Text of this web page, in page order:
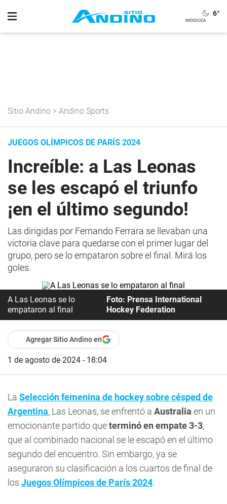
6°
Sitio Andino > Andino Sports
JUEGOS OLÍMPICOS DE PARÍS 2024
Increíble: a Las Leonas
se les escapó el triunfo
¡en el último segundo!
Las dirigidas por Fernando Ferrara se llevaban una
victoria clave para quedarse con el primer lugar del
grupo, pero se lo empataron sobre el final. Mirá los
goles.
A Las Leonas se lo
empataron al final
Foto: Prensa International
Hockey Federation
Agregar Sitio Andino en
1 de agosto de 2024 - 18:04
La Selección femenina de hockey sobre césped de
Argentina, Las Leonas, se enfrentó a Australia en un
emocionante partido queterminó en empate 3-3,
que al combinado nacional se le escapó en el último
segundo del encuentro. Sin embargo, ya se
aseguraron su clasificación a los cuartos de final de
los Juegos Olímpicos de París 2024.